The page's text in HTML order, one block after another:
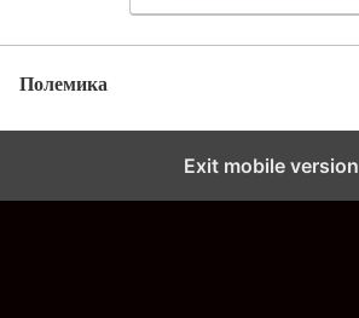
Полемика
Exit mobile version